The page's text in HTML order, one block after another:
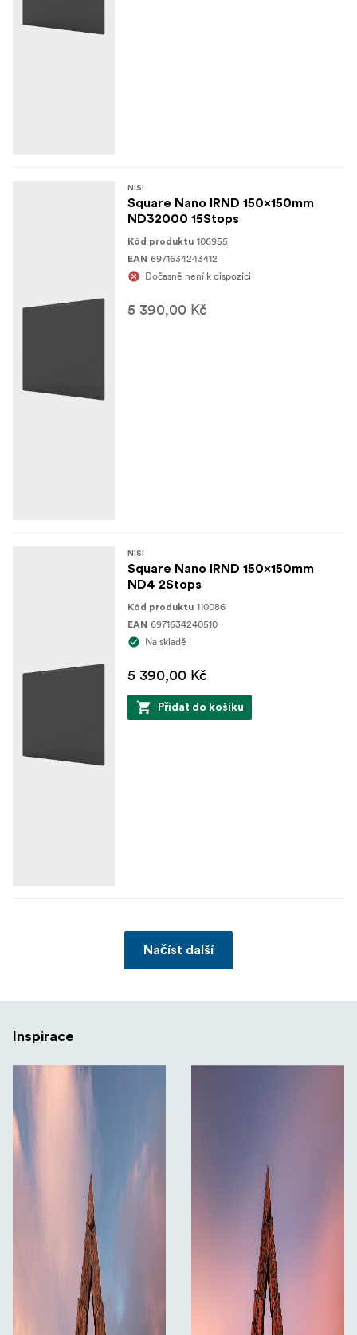
NISI
Square Nano IRND 150x150mm
ND32000 15Stops
Kód produktu 106955
EAN 6971634243412
Dočasně není k dispozici
5 390,00 Kč
NISI
Square Nano IRND 150x150mm
ND4 2Stops
Kód produktu 110086
EAN 6971634240510
Na skladě
5 390,00 Kč
Přidat do košíku
Načíst další
Inspirace